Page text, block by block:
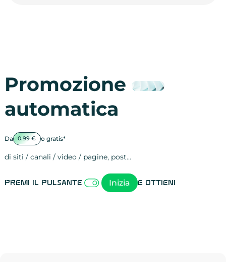
Promozione
automatica
Da 0.99 € o gratis*
di siti / canali / video / pagine, post…
Premi il pulsante Inizia e ottieni